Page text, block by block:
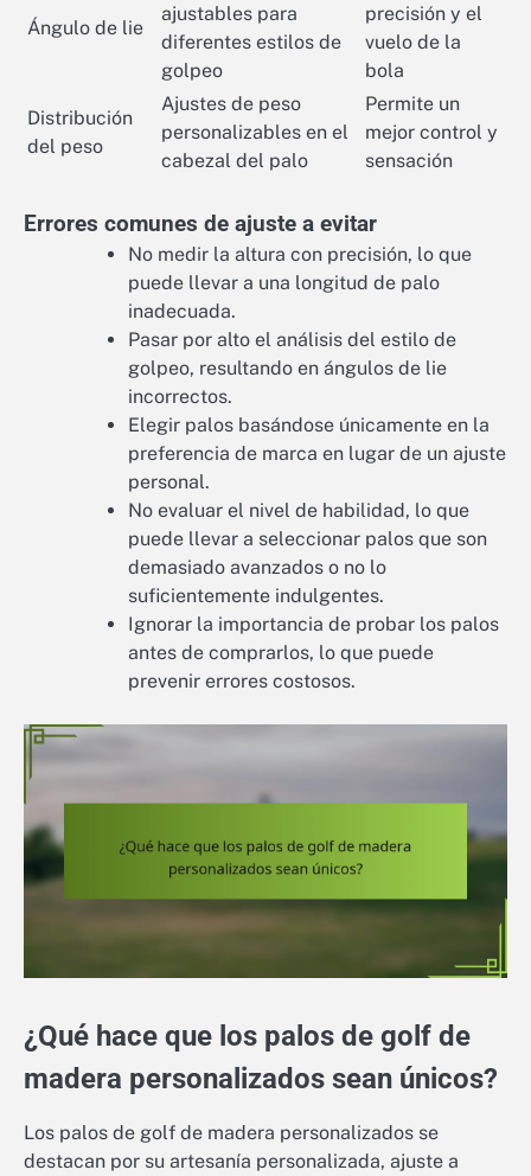
Ángulo de lie
ajustables para
diferentes estilos de
golpeo
precisión y el
vuelo de la
bola
Distribución
del peso
Ajustes de peso
personalizables en el
cabezal del palo
Permite un
mejor control y
sensación
Errores comunes de ajuste a evitar
No medir la altura con precisión, lo que
puede llevar a una longitud de palo
inadecuada.
Pasar por alto el análisis del estilo de
golpeo, resultando en ángulos de lie
incorrectos.
Elegir palos basándose únicamente en la
preferencia de marca en lugar de un ajuste
personal.
No evaluar el nivel de habilidad, lo que
puede llevar a seleccionar palos que son
demasiado avanzados o no lo
suficientemente indulgentes.
Ignorar la importancia de probar los palos
antes de comprarlos, lo que puede
prevenir errores costosos.
¿Qué hace que los palos de golf de
madera personalizados sean únicos?
Los palos de golf de madera personalizados se
destacan por su artesanía personalizada, ajuste a